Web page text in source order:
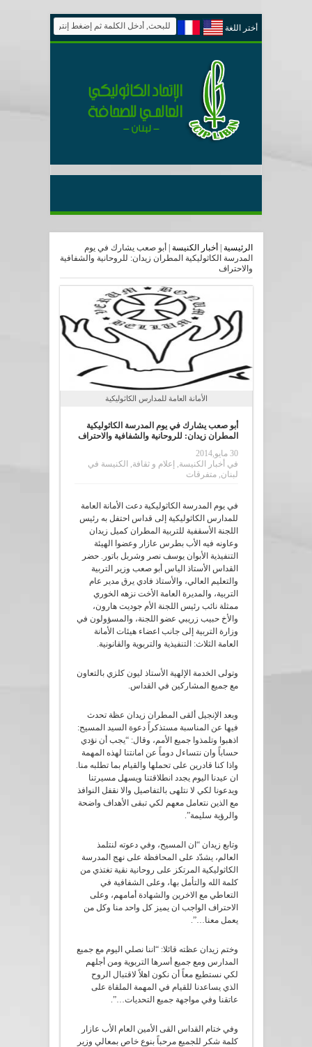
أختر اللغة
الرئيسية أخبار الكنيسة
أبو صعب يشارك في يوم
المدرسة الكاثوليكية المطران زيدان: للروحانية والشفافية
والاحتراف
الأمانة العامة للمدارس الكاثوليكية
أبو صعب يشارك في يوم المدرسة الكاثوليكية
المطران زيدان: للروحانية والشفافية والاحتراف
30 مايو,2014
في أخبار الكنيسة, إعلام و ثقافة, الكنيسة في
لبنان,متفرقات
في يوم المدرسة الكاثوليكية دعت الأمانة العامة
للمدارس الكاثوليكية إلى قداس احتفل به رئيس
اللجنة الأسقفية للتربية المطران كميل زيدان
وعاونه فيه الأب بطرس عازار وعضوا الهيئة
التنفيذية الأبوان يوسف نصر وشربل باتور. حضر
القداس الأستاذ الياس أبو صعب وزير التربية
والتعليم العالي، والأستاذ فادي يرق مدير عام
التربية، والمديرة العامة الأخت نزهه الخوري
ممثلة نائب رئيس اللجنة الأم جوديت هارون،
والأخ حبيب زريبي عضو اللجنة، والمسؤولون في
وزارة التربية إلى جانب اعضاء هيئات الأمانة
العامة الثلاث: التنفيذية والتربوية والقانونية.
وتولى الخدمة الإلهية الأستاذ ليون كلزي بالتعاون
مع جميع المشاركين في القداس.
وبعد الإنجيل ألقى المطران زيدان عظة تحدث
فيها عن المناسبة مستذكراً دعوة السيد المسيح:
اذهبوا وتلمذوا جميع الأمم، وقال: “يجب أن نؤدي
حساباً وان نتساءل دوماً عن امانتنا لهذه المهمة
واذا كنا قادرين على تحملها والقيام بما تطلبه منا.
ان عيدنا اليوم يجدد انطلاقتنا ويسهل مسيرتنا
ويدعونا لكي لا نتلهى بالتفاصيل والا نقفل النوافذ
مع الذين نتعامل معهم لكي تبقى الأهداف واضحة
والرؤية سليمة”.
وتابع زيدان “ان المسيح، وفي دعوته لنتلمذ
العالم، يشدّد على المحافظة على نهج المدرسة
الكاثوليكية المرتكز على روحانية نقية تغتذي من
كلمة الله والتأمل بها، وعلى الشفافية في
التعاطي مع الاخرين والشهادة أمامهم، وعلى
الاحتراف الواجب ان يميز كل واحد منا وكل من
يعمل معنا…”.
وختم زيدان عظته قائلا: “اننا نصلي اليوم مع جميع
المدارس ومع جميع أسرها التربوية ومن أجلهم
لكي نستطيع معاً أن نكون اهلاً لاقتبال الروح
الذي يساعدنا للقيام في المهمة الملقاة على
عاتقنا وفي مواجهة جميع التحديات…”.
وفي ختام القداس القى الأمين العام الأب عازار
كلمة شكر للجميع مرحباً بنوع خاص بمعالي وزير